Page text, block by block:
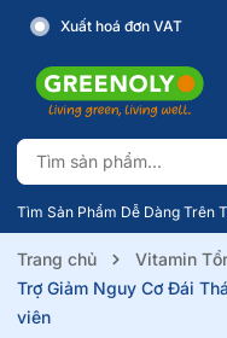
Xuất hoá đơn VAT
Tìm Sản Phẩm Dễ Dàng Trên
Trang chủ Vitamin
Trợ Giảm Nguy Cơ Đái
viên